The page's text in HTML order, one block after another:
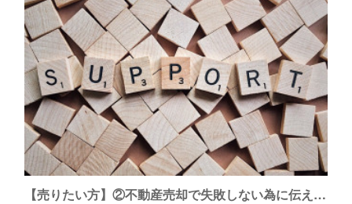
【売りたい方】②不動産売却で失敗しない為に伝えたい7つこと